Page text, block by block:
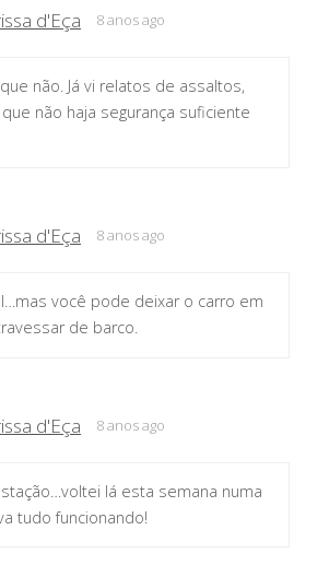
d'Eça 8 anos ago
não. Já vi relatos de assaltos,
não haja segurança suficiente
d'Eça 8 anos ago
você pode deixar o carro em
de barco.
d'Eça 8 anos ago
lá esta semana numa
tudo funcionando!